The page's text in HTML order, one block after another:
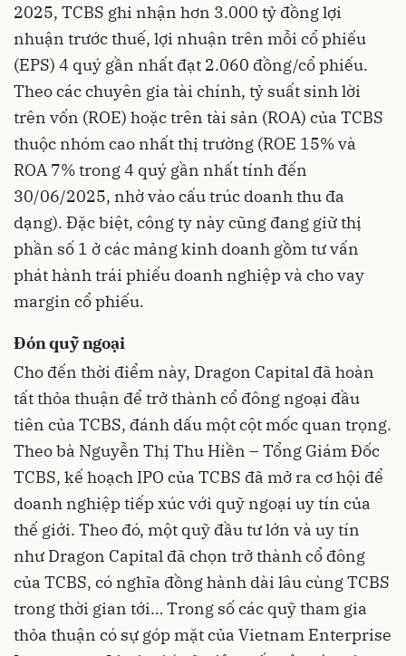
2025, TCBS ghi nhận hơn 3.000 tỷ đồng lợi
nhuận trước thuế, lợi nhuận trên mỗi cổ phiếu
(EPS) 4 quý gần nhất đạt 2.060 đồng/cổ phiếu.
Theo các chuyên gia tài chính, tỷ suất sinh lời
trên vốn (ROE) hoặc trên tài sản (ROA) của TCBS
thuộc nhóm cao nhất thị trường (ROE 15% và
ROA 7% trong 4 quý gần nhất tính đến
30/06/2025, nhờ vào cấu trúc doanh thu đa
dạng). Đặc biệt, công ty này cũng đang giữ thị
phần số 1 ở các mảng kinh doanh gồm tư vấn
phát hành trái phiếu doanh nghiệp và cho vay
margin cổ phiếu.
Đón quỹ ngoại
Cho đến thời điểm này, Dragon Capital đã hoàn
tất thỏa thuận để trở thành cổ đông ngoại đầu
tiên của TCBS, đánh dấu một cột mốc quan trọng.
Theo bà Nguyễn Thị Thu Hiền – Tổng Giám Đốc
TCBS, kế hoạch IPO của TCBS đã mở ra cơ hội để
doanh nghiệp tiếp xúc với quỹ ngoại uy tín của
thế giới. Theo đó, một quỹ đầu tư lớn và uy tín
như Dragon Capital đã chọn trở thành cổ đông
của TCBS, có nghĩa đồng hành dài lâu cùng TCBS
trong thời gian tới… Trong số các quỹ tham gia
thỏa thuận có sự góp mặt của Vietnam Enterprise